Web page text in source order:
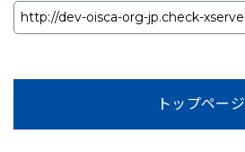
トップページ